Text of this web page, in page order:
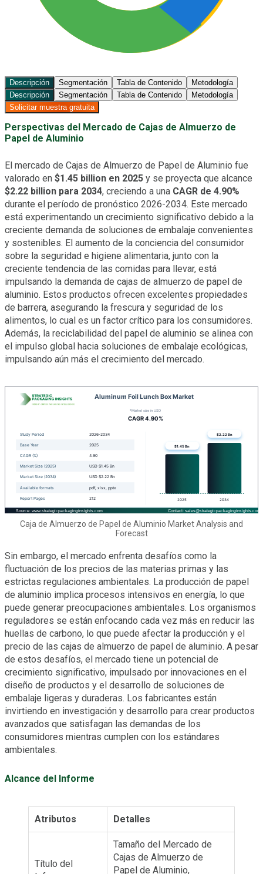
Descripción Segmentación Tabla de Contenido
Metodología
Descripción
Segmentación Tabla de Contenido
Metodología
Solicitar muestra gratuita
Perspectivas del Mercado de Cajas de Almuerzo de
Papel de Aluminio
El mercado de Cajas de Almuerzo de Papel de Aluminio fue
valorado en $1.45 billion en 2025 y se proyecta que alcance
$2.22 billion para 2034, creciendo a una CAGR de 4.90%
durante el período de pronóstico 2026-2034. Este mercado
está experimentando un crecimiento significativo debido a la
creciente demanda de soluciones de embalaje convenientes
y sostenibles. El aumento de la conciencia del consumidor
sobre la seguridad e higiene alimentaria, junto con la
creciente tendencia de las comidas para llevar, está
impulsando la demanda de cajas de almuerzo de papel de
aluminio. Estos productos ofrecen excelentes propiedades
de barrera, asegurando la frescura y seguridad de los
alimentos, lo cual es un factor crítico para los consumidores.
Además, la reciclabilidad del papel de aluminio se alinea con
el impulso global hacia soluciones de embalaje ecológicas,
impulsando aún más el crecimiento del mercado.
Caja de Almuerzo de Papel de Aluminio Market Analysis and
Forecast
Sin embargo, el mercado enfrenta desafíos como la
fluctuación de los precios de las materias primas y las
estrictas regulaciones ambientales. La producción de papel
de aluminio implica procesos intensivos en energía, lo que
puede generar preocupaciones ambientales. Los organismos
reguladores se están enfocando cada vez más en reducir las
huellas de carbono, lo que puede afectar la producción y el
precio de las cajas de almuerzo de papel de aluminio. A pesar
de estos desafíos, el mercado tiene un potencial de
crecimiento significativo, impulsado por innovaciones en el
diseño de productos y el desarrollo de soluciones de
embalaje ligeras y duraderas. Los fabricantes están
invirtiendo en investigación y desarrollo para crear productos
avanzados que satisfagan las demandas de los
consumidores mientras cumplen con los estándares
ambientales.
Alcance del Informe
Atributos Detalles
Título del
Tamaño del Mercado de
Cajas de Almuerzo de
Papel de Aluminio,